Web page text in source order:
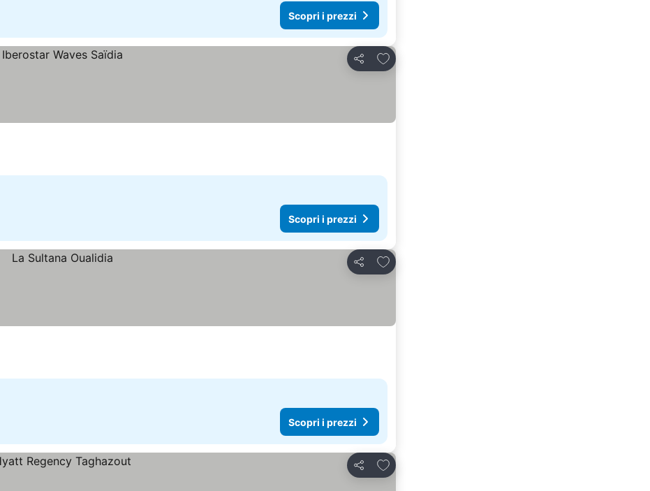
Scopri i prezzi
Condividi
Aggiungi ai preferiti
Scopri i prezzi
Condividi
Aggiungi ai preferiti
Scopri i prezzi
Condividi
Aggiungi ai preferiti